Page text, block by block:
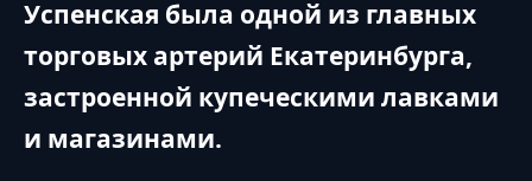
Успенская была одной из главных
торговых артерий Екатеринбурга,
застроенной купеческими лавками
и магазинами.